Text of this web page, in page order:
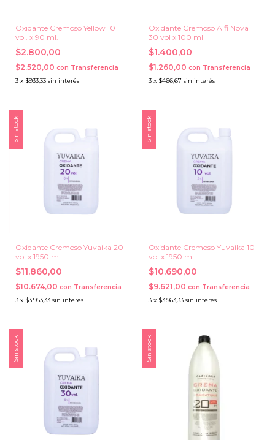
Oxidante Cremoso Yellow 10
vol. x 90 ml.
$2.800,00
$2.520,00 con Transferencia
3 x $933,33 sin interés
Oxidante Cremoso Alfi Nova
30 vol x 100 ml
$1.400,00
$1.260,00 con Transferencia
3 x $466,67 sin interés
Sin stock
Oxidante Cremoso Yuvaika 20
vol x 1950 ml.
$11.860,00
$10.674,00 con Transferencia
3 x $3.953,33 sin interés
Sin stock
Oxidante Cremoso Yuvaika 10
vol x 1950 ml.
$10.690,00
$9.621,00 con Transferencia
3 x $3.563,33 sin interés
Sin stock Sin stock